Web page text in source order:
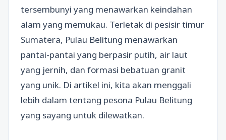
tersembunyi yang menawarkan keindahan
alam yang memukau. Terletak di pesisir timur
Sumatera, Pulau Belitung menawarkan
pantai-pantai yang berpasir putih, air laut
yang jernih, dan formasi bebatuan granit
yang unik. Di artikel ini, kita akan menggali
lebih dalam tentang pesona Pulau Belitung
yang sayang untuk dilewatkan.